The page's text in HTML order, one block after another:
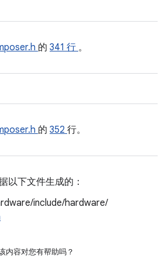
的 341 行 。
的 352 行。
以下文件生成的：
include/hardware/
内容对您有帮助吗？